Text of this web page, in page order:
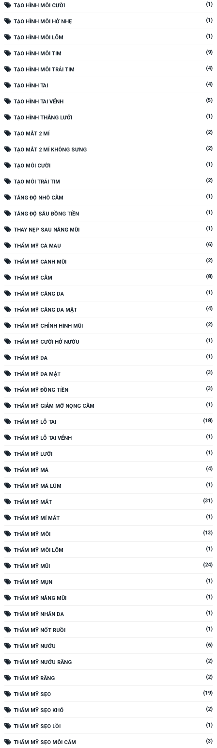
TẠO HÌNH MÔI CƯỜI (1)
TẠO HÌNH MÔI HỞ NHẸ (1)
TẠO HÌNH MÔI LÕM (1)
TẠO HÌNH MÔI TIM (9)
TẠO HÌNH MÔI TRÁI TIM (4)
TẠO HÌNH TAI (4)
TẠO HÌNH TAI VỂNH (5)
TẠO HÌNH THẮNG LƯỠI (1)
TẠO MẮT 2 MÍ (2)
TẠO MẮT 2 MÍ KHÔNG SƯNG (2)
TẠO MÔI CƯỜI (1)
TẠO MÔI TRÁI TIM (2)
TĂNG ĐỘ NHÔ CẰM (1)
TĂNG ĐỘ SÂU ĐỒNG TIỀN (1)
THAY NẸP SAU NÂNG MŨI (1)
THẨM MỸ CÀ MAU (6)
THẨM MỸ CÁNH MŨI (2)
THẨM MỸ CẰM (8)
THẨM MỸ CĂNG DA (1)
THẨM MỸ CĂNG DA MẶT (4)
THẨM MỸ CHỈNH HÌNH MŨI (2)
THẨM MỸ CƯỜI HỞ NƯỚU (1)
THẨM MỸ DA (1)
THẨM MỸ DA MẶT (3)
THẨM MỸ ĐỒNG TIỀN (3)
THẨM MỸ GIẢM MỠ NỌNG CẰM (1)
THẨM MỸ LỖ TAI (18)
THẨM MỸ LỖ TAI VỂNH (1)
THẨM MỸ LƯỠI (1)
THẨM MỸ MÁ (4)
THẨM MỸ MÁ LÚM (1)
THẨM MỸ MẮT (31)
THẨM MỸ MÍ MẮT (1)
THẨM MỸ MÔI (13)
THẨM MỸ MÔI LÕM (1)
THẨM MỸ MŨI (24)
THẨM MỸ MỤN (1)
THẨM MỸ NÂNG MŨI (1)
THẨM MỸ NHĂN DA (1)
THẨM MỸ NỐT RUỒI (1)
THẨM MỸ NƯỚU (6)
THẨM MỸ NƯỚU RĂNG (2)
THẨM MỸ RĂNG (2)
THẨM MỸ SẸO (19)
THẨM MỸ SẸO KHÓ (2)
THẨM MỸ SẸO LỒI (1)
THẨM MỸ SẸO MÔI CẰM (3)